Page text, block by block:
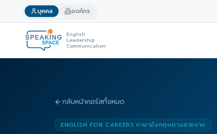
บุคคล องค์กร
English
Leadership
Communication
กลับหน้าคอร์สทั้งหมด
ENGLISH FOR CAREERS ภาษาอังกฤษตามสายงาน